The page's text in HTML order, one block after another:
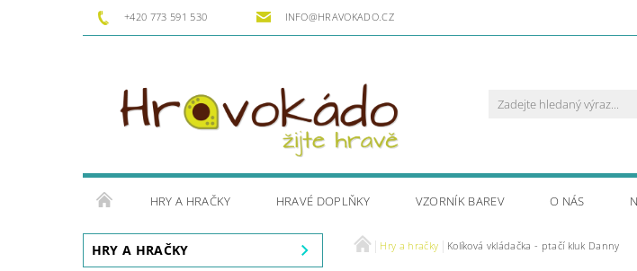
+420 773 591 530 INFO@HRAVOKADO.CZ
HRY A HRAČKY HRAVÉ DOPLŇKY VZORNÍK BAREV O NÁS
HRY A HRAČKY Hry a hračky Kolíková vkládačka - ptačí kluk Danny